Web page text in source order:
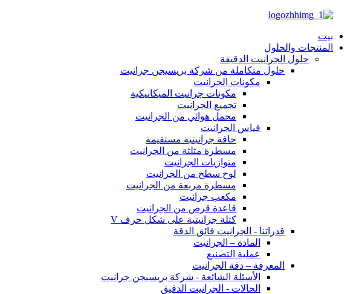
بيت
المنتجات والحلول
حلول الجرانيت الدقيقة
حلول متكاملة من شركة بريسيجن جرانيت
مكونات الجرانيت
مكونات جرانيت الميكانيكية
تجميع الجرانيت
محمل هوائي من الجرانيت
قياس الجرانيت
حافة جرانيتية مستقيمة
مسطرة مثلثة من الجرانيت
متوازيات الجرانيت
لوح سطح من الجرانيت
مسطرة مربعة من الجرانيت
مكعب جرانيت
قاعدة قرص من الجرانيت
كتلة جرانيتية على شكل حرف V
قدراتنا - الجرانيت فائق الدقة
المادة – الجرانيت
عملية التصنيع
المعرفة – دقة الجرانيت
الأسئلة الشائعة - شركة بريسيجن جرانيت
الحالات - الجرانيت الدقيق